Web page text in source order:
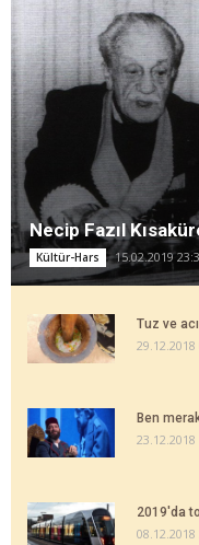
Necip Fazıl
Kültür-Hars 15.02.2019
Tuz ve
Ben
23.12.2018
2019'da